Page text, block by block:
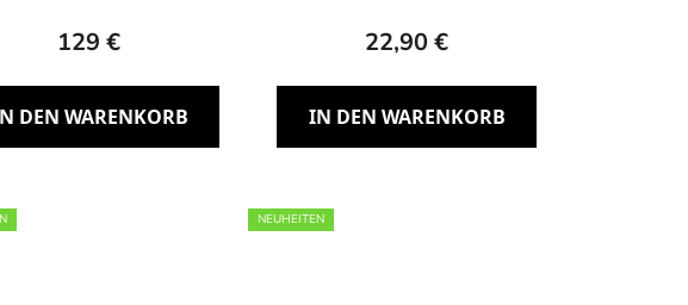
129 €
DEN WARENKORB
22,90 €
IN DEN WARENKORB
NEUHEITEN